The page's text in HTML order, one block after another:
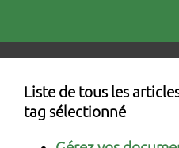
Liste de tous les
tag sélectionné